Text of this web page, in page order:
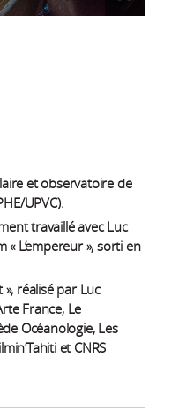
et observatoire de
UPVC).
travaillé avec Luc
« L’empereur », sorti en
réalisé par Luc
France, Le
Océanologie, Les
et CNRS